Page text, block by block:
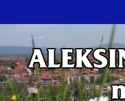
to
content